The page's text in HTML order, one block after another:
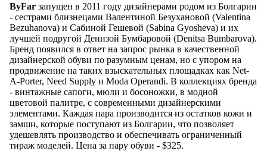
ByFar запущен в 2011 году дизайнерами родом из Болгарии
- сестрами близнецами Валентиной Безухановой (Valentina
Bezuhanova) и Сабиной Гешевой (Sabina Gyosheva) и их
лучшей подругой Денизой Бумбаровой (Denitsa Bumbarova).
Бренд появился в ответ на запрос рынка в качественной
дизайнерской обуви по разумным ценам, но с упором на
продвижение на таких взыскательных площадках как Net-
A-Porter, Need Supply и Moda Operandi. В коллекциях бренда
- винтажные сапоги, мюли и босоножки, в модной
цветовой палитре, с современными дизайнерскими
элементами. Каждая пара производится из остатков кожи и
замши, которые поступают из Болгарии, что позволяет
удешевлять производство и обеспечивать ограниченный
тираж моделей. Цена за пару обуви - $325.